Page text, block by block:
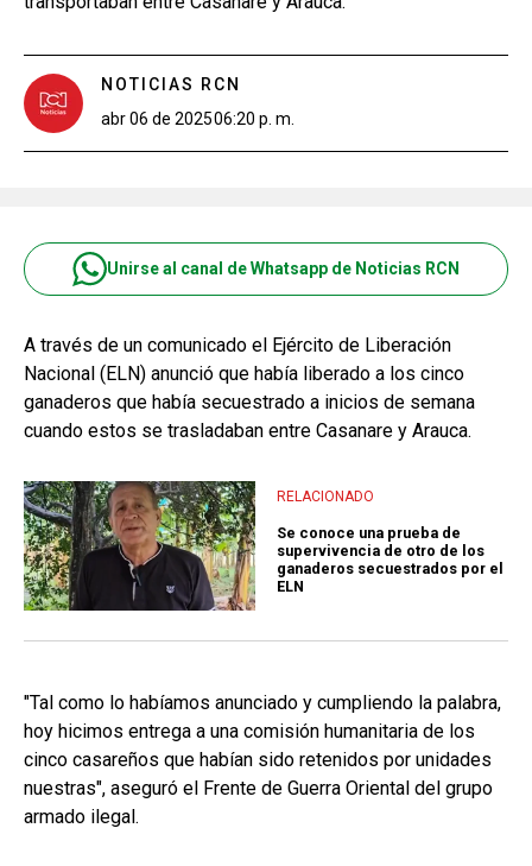
NOTICIAS RCN
abr 06 de 202506:20 p. m.
Unirse al canal de Whatsapp de Noticias RCN
A través de un comunicado el Ejército de Liberación
Nacional (ELN) anunció que había liberado a los cinco
ganaderos que había secuestrado a inicios de semana
cuando estos se trasladaban entre Casanare y Arauca.
RELACIONADO
Se conoce una prueba de
supervivencia de otro de los
ganaderos secuestrados por el
ELN
"Tal como lo habíamos anunciado y cumpliendo la palabra,
hoy hicimos entrega a una comisión humanitaria de los
cinco casareños que habían sido retenidos por unidades
nuestras", aseguró el Frente de Guerra Oriental del grupo
armado ilegal.